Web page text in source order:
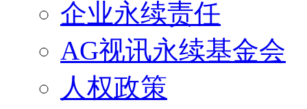
企业永续责任
AG视讯永续基金会
人权政策